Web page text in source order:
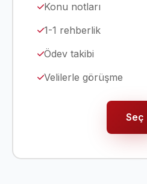
Konu notları
1-1 rehberlik
Ödev takibi
Velilerle görüşme
Seç